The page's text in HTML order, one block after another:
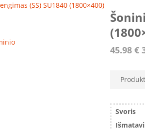
(SS) SU1840 (1800×400)
45.98 €
Svoris